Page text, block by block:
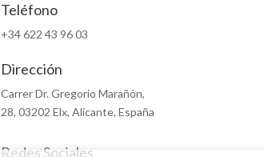
Teléfono
+34 622 43 96 03
Dirección
Carrer Dr. Gregorio Marañón,
28, 03202 Elx, Alicante, España
Redes Sociales